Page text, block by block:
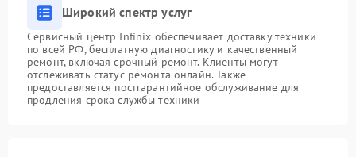
Широкий спектр услуг
Сервисный центр Infinix обеспечивает доставку техники
по всей РФ, бесплатную диагностику и качественный
ремонт, включая срочный ремонт. Клиенты могут
отслеживать статус ремонта онлайн. Также
предоставляется постгарантийное обслуживание для
продления срока службы техники